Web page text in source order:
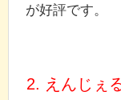
が好評です。
2. えんじぇ